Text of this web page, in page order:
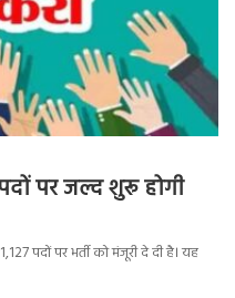
पर जल्द शुरू होगी
पदों पर भर्ती को मंजूरी दे दी है। यह